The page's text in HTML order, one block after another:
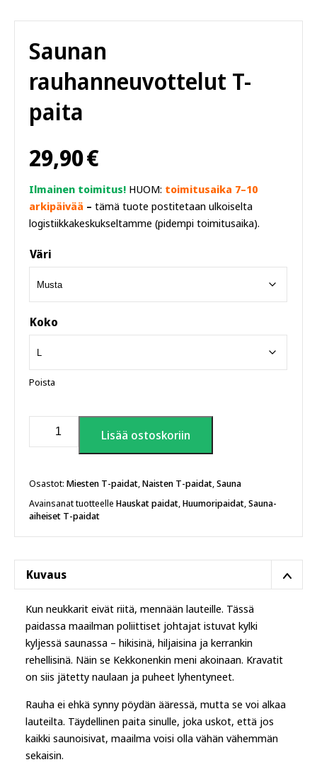
Saunan
rauhanneuvottelut T-
paita
29,90€
Ilmainen toimitus! HUOM: toimitusaika 7–10
arkipäivää – tämä tuote postitetaan ulkoiselta
logistiikkakeskukseltamme (pidempi toimitusaika).
Väri
Koko
Poista
rauhanneuvottelut
määrä
Lisää ostoskoriin
Osastot: Miesten T-paidat,Naisten T-paidat,Sauna
Avainsanat tuotteelle Hauskat paidat,Huumoripaidat,Sauna-
aiheiset T-paidat
Kuvaus
Kun neukkarit eivät riitä, mennään lauteille. Tässä
paidassa maailman poliittiset johtajat istuvat kylki
kyljessä saunassa – hikisinä, hiljaisina ja kerrankin
rehellisinä. Näin se Kekkonenkin meni akoinaan. Kravatit
on siis jätetty naulaan ja puheet lyhentyneet.
Rauha ei ehkä synny pöydän ääressä, mutta se voi alkaa
lauteilta. Täydellinen paita sinulle, joka uskot, että jos
kaikki saunoisivat, maailma voisi olla vähän vähemmän
sekaisin.